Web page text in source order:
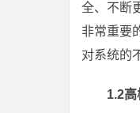
全、不断
非常重要
对系统的
1.2